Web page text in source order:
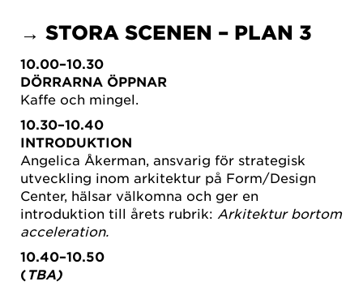
→ STORA SCENEN – PLAN 3
10.00–10.30
DÖRRARNA ÖPPNAR
Kaffe och mingel.
10.30–10.40
INTRODUKTION
Angelica Åkerman, ansvarig för strategisk
utveckling inom arkitektur på Form/Design
Center, hälsar välkomna och ger en
introduktion till årets rubrik: Arkitektur bortom
acceleration.
10.40–10.50
( TBA)